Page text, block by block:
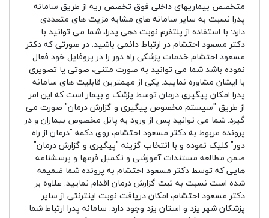
متخصص بیماریهای داخلی فوق تخصص ریه از طریق سامانه
پدرا نسبت به سایر سامانه های مشابه مزیت های متعددی
دارد: با استفاده از پلتفرم نوبت دهی پدرا، شما می توانید با
دکتر مسعود احتشام در ارتباط دائمی باشید. در صورتی که دکتر
مسعود احتشام خدمات پزشکی راه دور را در پروفایل خود فعال
نموده باشد شما می توانید به صورت متنی، صوتی یا تصویری
با ایشان مشاوره نمایید. یکی از مهمترین قابلیت های سامانه
پدرا امکان پیگیری درمان توسط پزشک و بیمار است که این امر
از طریق "سیستم مخصوص پیگیری و گزارش درمان" صورت می
گیرد. شما می توانید پس از ورود به پانل مخصوص بیماران و در
پرونده مربوط به دکتر مسعود احتشام، روی دکمه "درمان از راه
دور" کلیک نموده و با انتخاب گزینه "پیگیری و گزارش درمان"
ضمن مطالعه مستندات آموزشی و تکمیل فرمها و پرسشنامه
هایی که توسط دکتر مسعود احتشام به پرونده شما ضمیمه
شده است نسبت به ثبت گزارش درمان اقدام نمایید. علاوه بر
دکتر مسعود احتشام، امکان دریافت نوبت اینترنتی از سایر
پزشکان شهر یزد و استان یزد وجود دارد. سامانه پدرا ارتباط شما